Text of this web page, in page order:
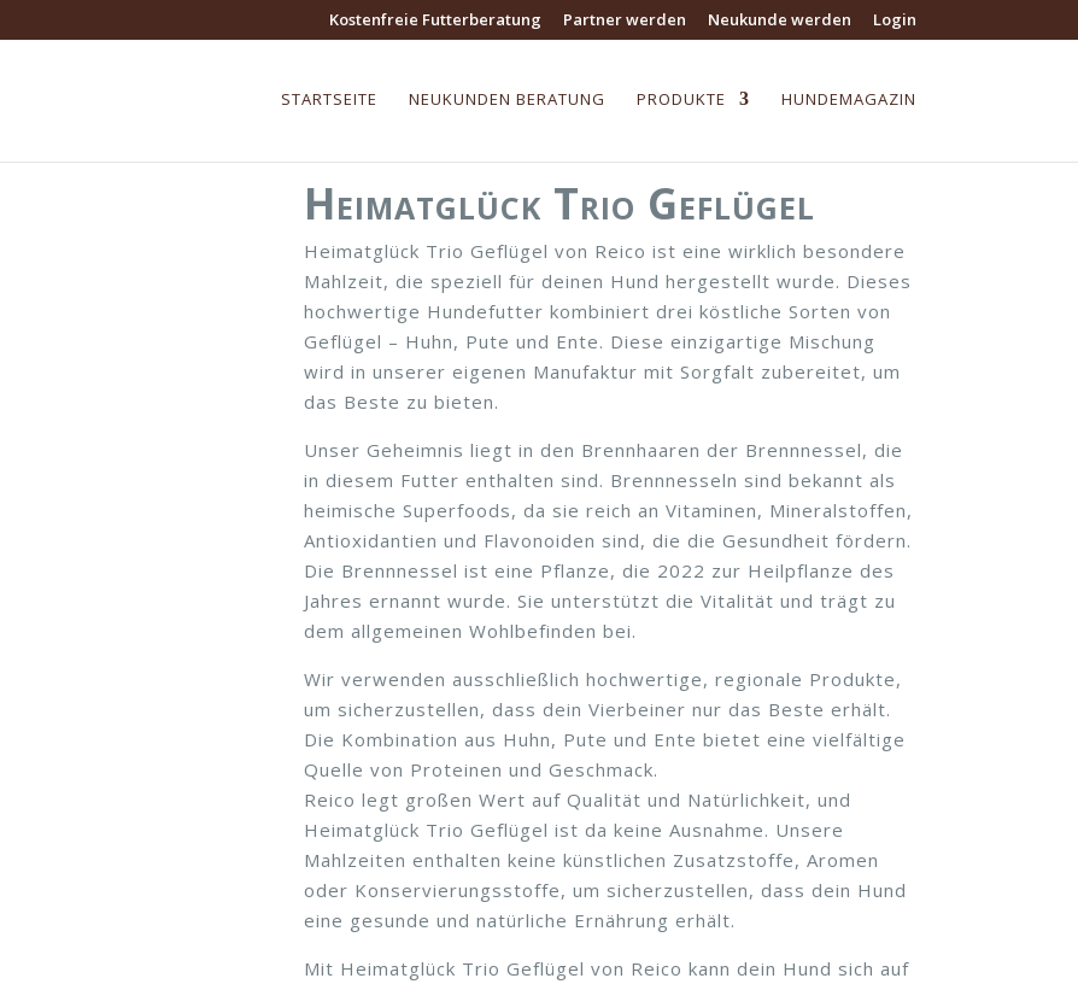
Kostenfreie Futterberatung Partner werden Neukunde werden Login
STARTSEITE NEUKUNDEN BERATUNG PRODUKTE HUNDEMAGAZIN
Heimatglück Trio Geflügel
Heimatglück Trio Geflügel von Reico ist eine wirklich besondere
Mahlzeit, die speziell für deinen Hund hergestellt wurde. Dieses
hochwertige Hundefutter kombiniert drei köstliche Sorten von
Geflügel – Huhn, Pute und Ente. Diese einzigartige Mischung
wird in unserer eigenen Manufaktur mit Sorgfalt zubereitet, um
das Beste zu bieten.
Unser Geheimnis liegt in den Brennhaaren der Brennnessel, die
in diesem Futter enthalten sind. Brennnesseln sind bekannt als
heimische Superfoods, da sie reich an Vitaminen, Mineralstoffen,
Antioxidantien und Flavonoiden sind, die die Gesundheit fördern.
Die Brennnessel ist eine Pflanze, die 2022 zur Heilpflanze des
Jahres ernannt wurde. Sie unterstützt die Vitalität und trägt zu
dem allgemeinen Wohlbefinden bei.
Wir verwenden ausschließlich hochwertige, regionale Produkte,
um sicherzustellen, dass dein Vierbeiner nur das Beste erhält.
Die Kombination aus Huhn, Pute und Ente bietet eine vielfältige
Quelle von Proteinen und Geschmack.
Reico legt großen Wert auf Qualität und Natürlichkeit, und
Heimatglück Trio Geflügel ist da keine Ausnahme. Unsere
Mahlzeiten enthalten keine künstlichen Zusatzstoffe, Aromen
oder Konservierungsstoffe, um sicherzustellen, dass dein Hund
eine gesunde und natürliche Ernährung erhält.
Mit Heimatglück Trio Geflügel von Reico kann dein Hund sich auf